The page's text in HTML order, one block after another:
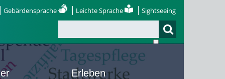
Gebärdensprache Leichte Sprache Sightseeing
Erleben